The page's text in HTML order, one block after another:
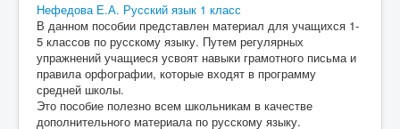
Нефедова Е.А. Русский язык 1 класс
В данном пособии представлен материал для учащихся 1-
5 классов по русскому языку. Путем регулярных
упражнений учащиеся усвоят навыки грамотного письма и
правила орфографии, которые входят в программу
средней школы.
Это пособие полезно всем школьникам в качестве
дополнительного материала по русскому языку.